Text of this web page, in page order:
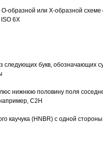
образной или Х-образной
6X
следующих букв, обозначающих
нижнюю половину поля
С2Н
каучука (HNBR) с одной